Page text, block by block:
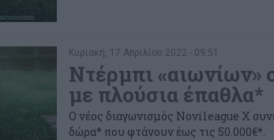
Κυριακή, 17 Απριλίου 2022 - 09:51
Ντέρμπι
με πλούσια έπαθλα*
Ο νέος διαγωνισμός Novileague X
δώρα* που φτάνουν έως τις 50.000€*.